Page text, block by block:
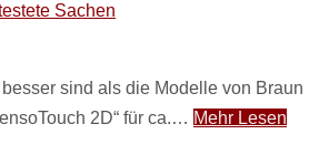
Sachen
sind als die Modelle von Braun
2D“ für ca.… Mehr Lesen